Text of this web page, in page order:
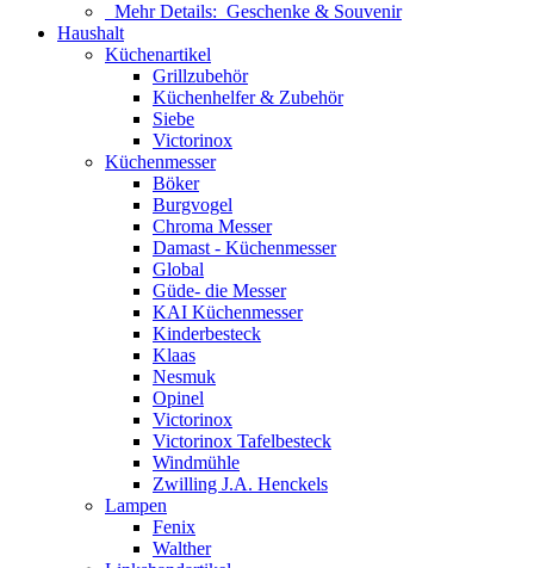
Mehr Details: Geschenke & Souvenir
Haushalt
Küchenartikel
Grillzubehör
Küchenhelfer & Zubehör
Siebe
Victorinox
Küchenmesser
Böker
Burgvogel
Chroma Messer
Damast - Küchenmesser
Global
Güde- die Messer
KAI Küchenmesser
Kinderbesteck
Klaas
Nesmuk
Opinel
Victorinox
Victorinox Tafelbesteck
Windmühle
Zwilling J.A. Henckels
Lampen
Fenix
Walther